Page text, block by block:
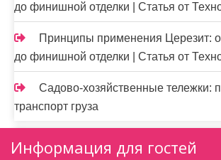
до финишной отделки | Статья от
Принципы применения Церезит:
до финишной отделки | Статья от
Садово-хозяйственные тележки:
транспорт груза
Информация для гостей